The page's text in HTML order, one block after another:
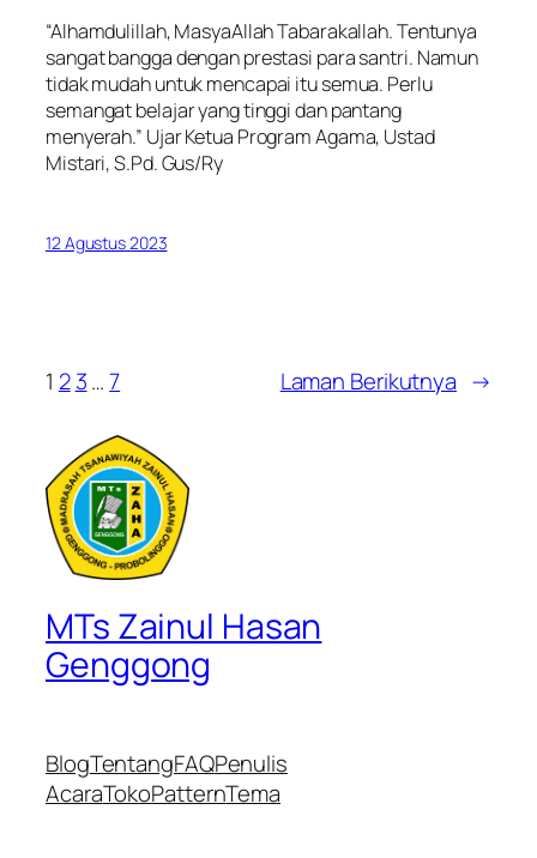
“Alhamdulillah, MasyaAllah Tabarakallah. Tentunya
sangat bangga dengan prestasi para santri. Namun
tidak mudah untuk mencapai itu semua. Perlu
semangat belajar yang tinggi dan pantang
menyerah.” Ujar Ketua Program Agama, Ustad
Mistari, S.Pd. Gus/Ry
12 Agustus 2023
1 2 3… 7 Laman Berikutnya →
MTs Zainul Hasan
Genggong
BlogTentangFAQPenulis
AcaraTokoPatternTema